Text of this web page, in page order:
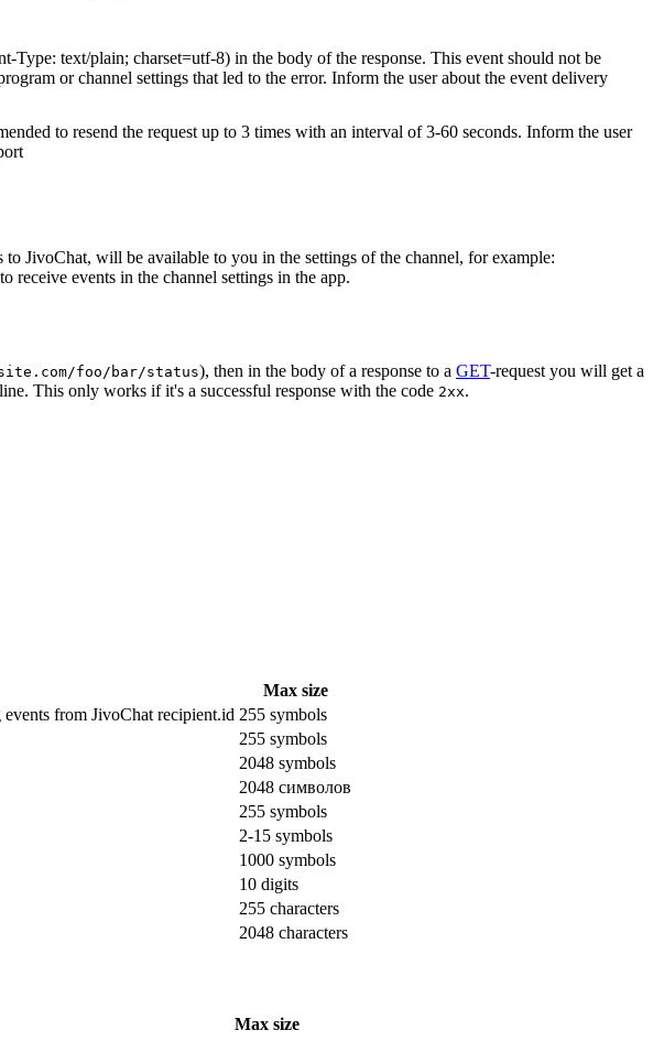
Type: text/plain; charset=utf-8) in the body of the response. This event should not be
or channel settings that led to the error. Inform the user about the event delivery
to resend the request up to 3 times with an interval of 3-60 seconds. Inform the user
to JivoChat, will be available to you in the settings of the channel, for example:
receive events in the channel settings in the app.
foo/bar/status), then in the body of a response to a GET-request you will get a
This only works if it's a successful response with the code 2xx.
Max size
from JivoChat recipient.id 255 symbols
255 symbols
2048 symbols
2048 символов
255 symbols
2-15 symbols
1000 symbols
10 digits
255 characters
2048 characters
Max size